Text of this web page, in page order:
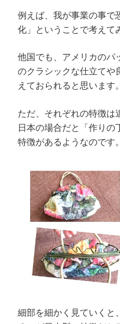
例えば、我が事業の事で
化」ということで考えて
他国でも、アメリカのパ
のクラシックな仕立てや
えておられると思います。
ただ、それぞれの特徴は
日本の場合だと「作りの
特徴があるようなのです。
細部を細かく見ていくと